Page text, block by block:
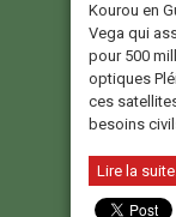
Kourou en
Vega qui
pour 500
optiques
ces
besoins
Lire la